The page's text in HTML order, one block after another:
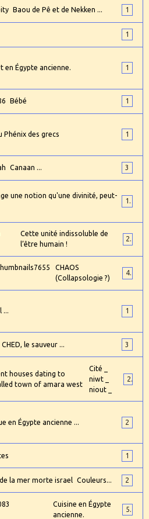
Baou de Pê et de Nekken ... 1
1
en Égypte ancienne. 1
Bébé 1
Phénix des grecs 1
Canaan ... 3
une notion qu'une divinité, peut-
1
Cette unité indissoluble de
l’être humain !
2
CHAOS
(Collapsologie ?)
4
... 1
CHED, le sauveur ... 3
Cité _
niwt _
niout _
2
en Égypte ancienne ... 2
1
Couleurs... 2
Cuisine en Égypte
ancienne.
5